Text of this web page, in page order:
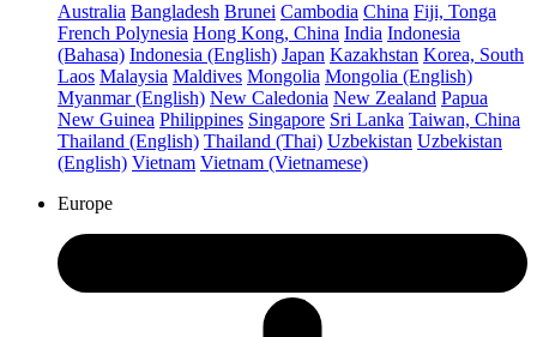
Australia Bangladesh Brunei Cambodia China Fiji, Tonga
French Polynesia Hong Kong, China India Indonesia
(Bahasa) Indonesia (English) Japan Kazakhstan Korea, South
Laos Malaysia Maldives Mongolia Mongolia (English)
Myanmar (English) New Caledonia New Zealand Papua
New Guinea Philippines Singapore Sri Lanka Taiwan, China
Thailand (English) Thailand (Thai) Uzbekistan Uzbekistan
(English) Vietnam Vietnam (Vietnamese)
Europe